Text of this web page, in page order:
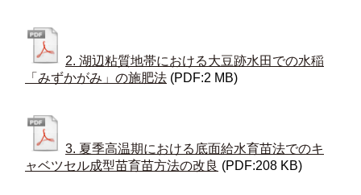
2. 湖辺粘質地帯における大豆跡水田での水稲
「みずかがみ」の施肥法 (PDF:2 MB)
3. 夏季高温期における底面給水育苗法でのキ
ャベツセル成型苗育苗方法の改良 (PDF:208 KB)